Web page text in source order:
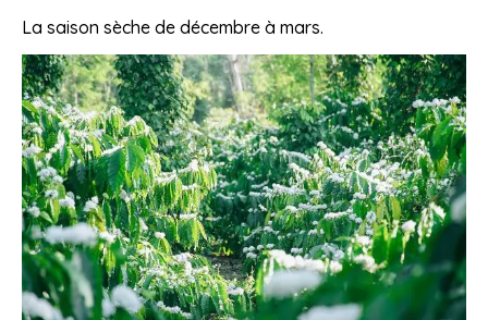
La saison sèche de décembre à mars.